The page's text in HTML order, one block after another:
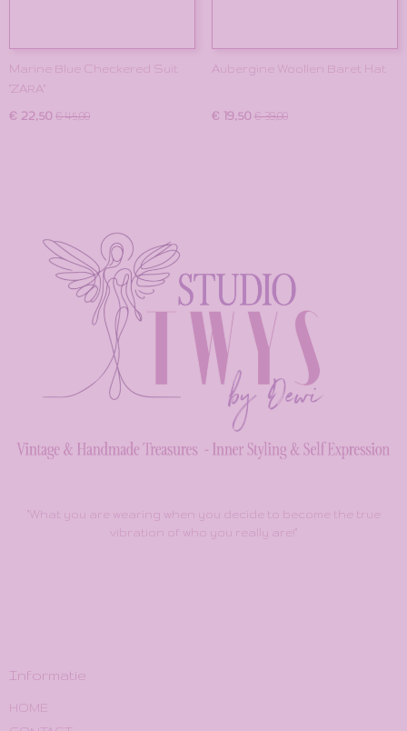
Marine Blue Checkered Suit
"ZARA"
€ 22,50 € 45,00
Aubergine Woollen Baret Hat
€ 19,50 € 39,00
"What you are wearing when you decide to become the true
vibration of who you really are!"
Informatie
HOME